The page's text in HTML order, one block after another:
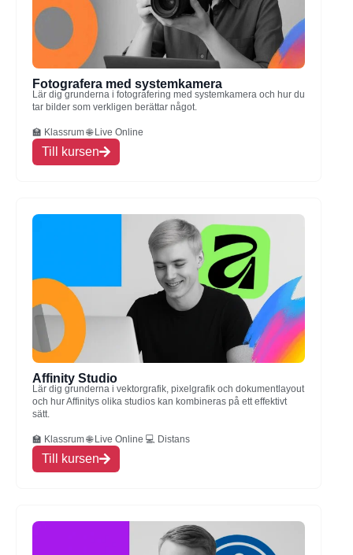
Fotografera med systemkamera
Lär dig grunderna i fotografering med systemkamera och hur du
tar bilder som verkligen berättar något.
🏫 Klassrum 🌐 Live Online
Till kursen
Affinity Studio
Lär dig grunderna i vektorgrafik, pixelgrafik och dokumentlayout
och hur Affinitys olika studios kan kombineras på ett effektivt
sätt.
🏫 Klassrum 🌐 Live Online 💻 Distans
Till kursen